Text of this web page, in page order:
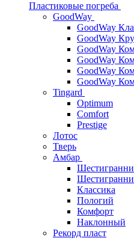
Пластиковые погреба
GoodWay
GoodWay
GoodWay
GoodWay
GoodWay
GoodWay
GoodWay
Tingard
Optimum
Comfort
Prestige
Лотос
Тверь
Амбар
Классика
Пологий
Комфорт
Наклонный
Рекорд пласт